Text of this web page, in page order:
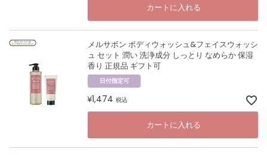
カートに入れる
メルサボン ボディウォッシュ&フェイスウォッシ
ュ セット 潤い 洗浄成分 しっとり なめらか 保湿
香り 正規品 ギフト可
日付指定可
¥1,474 税込
カートに入れる